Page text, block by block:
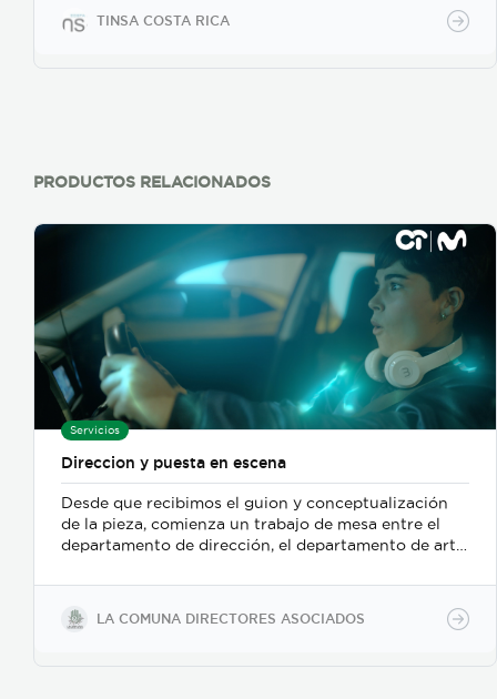
que toman como garantía alguna propiedad o bien
que pueda cubrir la deuda en caso de que no se
otro tipo de bienes, se analiza el estado físico en que
en el mercado. Lo anterior realizado con tecnología
de última generación y profesionales altamente
calificados.
TINSA COSTA RICA
PRODUCTOS RELACIONADOS
Servicios
Direccion y puesta en escena
Desde que recibimos el guion y conceptualización
de la pieza, comienza un trabajo de mesa entre el
departamento de dirección, el departamento de arte,
buscamos reforzar la historia, nos centramos
fuertemente en la selección de casting, en el tono
para los actores con instrucciones claras, paletas de
LA COMUNA DIRECTORES ASOCIADOS